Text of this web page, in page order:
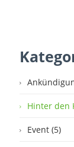
Hinter den
Event (5)